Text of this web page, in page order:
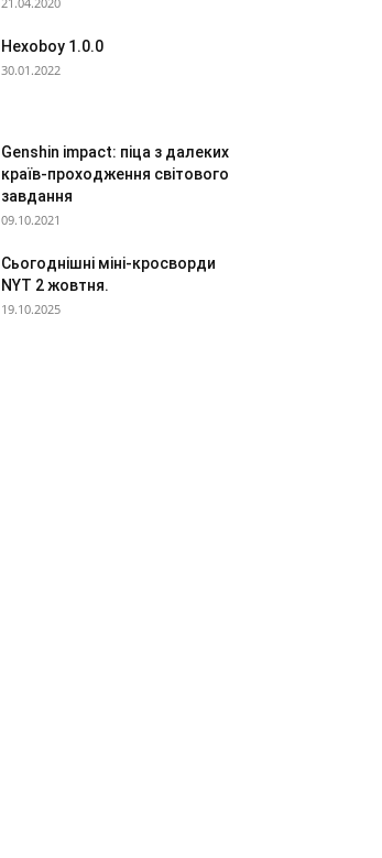
Hexoboy 1.0.0
30.01.2022
Genshin impact: піца з далеких
країв-проходження світового
завдання
09.10.2021
Сьогоднішні міні-кросворди
NYT 2 жовтня.
19.10.2025